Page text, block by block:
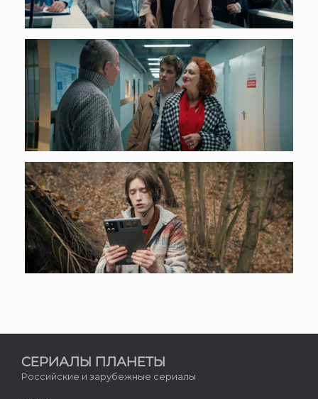
СЕРИАЛЫ ПЛАНЕТЫ
Российские и зарубежные сериалы